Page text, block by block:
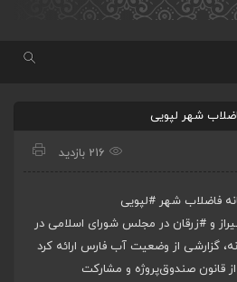
شهر لپویی
216 بازدید
فاضلاب شهر #لپویی
و #زرقان در مجلس شورای اسلامی در
گزارشی از وضعیت آب فارس ارائه کرد
قانون صندوق‌پروژه و مشارکت